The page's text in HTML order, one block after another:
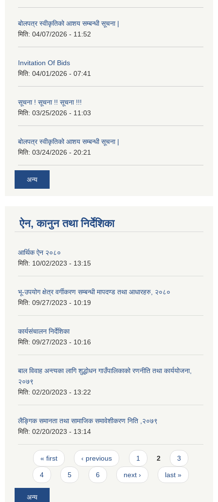
बोलपत्र स्वीकृतिको आशय सम्बन्धी सूचना |
मिति: 04/07/2026 - 11:52
Invitation Of Bids
मिति: 04/01/2026 - 07:41
सूचना ! सूचना !! सूचना !!!
मिति: 03/25/2026 - 11:03
बोलपत्र स्वीकृतिको आशय सम्बन्धी सूचना |
मिति: 03/24/2026 - 20:21
अन्य
ऐन, कानुन तथा निर्देशिका
आर्थिक ऐन २०८०
मिति: 10/02/2023 - 13:15
भू-उपयोग क्षेत्र वर्गीकरण सम्बन्धी मापदण्ड तथा आधारहरु, २०८०
मिति: 09/27/2023 - 10:19
कार्यसंचालन निर्देशिका
मिति: 09/27/2023 - 10:16
बाल विवाह अन्त्यका लागि शुद्धोधन गाउँपालिकाको रणनीति तथा कार्ययोजना,
२०७९
मिति: 02/20/2023 - 13:22
लैङ्गिक समानता तथा सामाजिक समावेशीकरण निति ,२०७९
मिति: 02/20/2023 - 13:14
Pages
« first ‹ previous 1 2 3
4 5 6 next › last »
अन्य